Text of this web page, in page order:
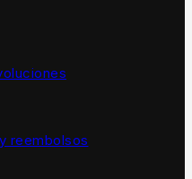
reembolsos